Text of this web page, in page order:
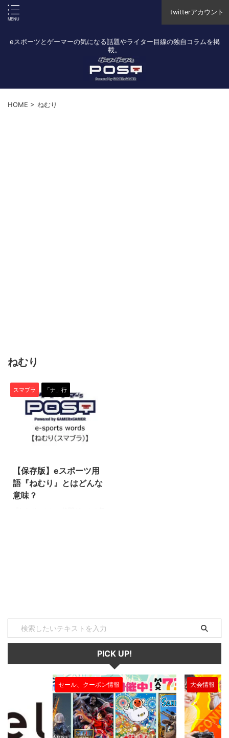
twitterアカウント
eスポーツとゲーマーの気になる話題やライター目線の独自コラムを掲
載。
HOME > ねむり
ねむり
スマブラ 「ナ」行
【保存版】eスポーツ用
語『ねむり』とはどんな
意味？
眠ってしまうと、すべての行動を
受け付けなくなってしまうので大
ピンチ！ 解除する(起きる)には、
・時間経過 ・攻撃をうける ・空
中に飛び出る のいずれかが行わ
れる必要があります ...
PICK UP!
大会情報 セール、クー